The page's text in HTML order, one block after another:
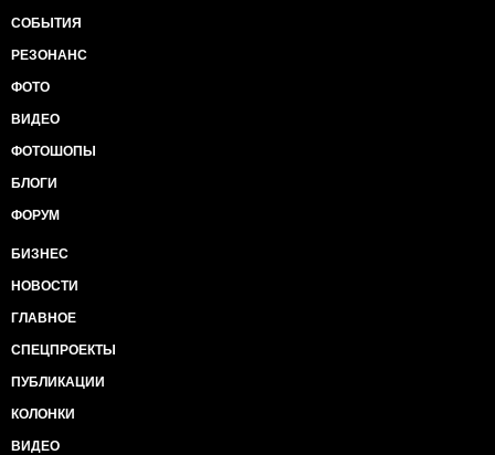
СОБЫТИЯ
РЕЗОНАНС
ФОТО
ВИДЕО
ФОТОШОПЫ
БЛОГИ
ФОРУМ
БИЗНЕС
НОВОСТИ
ГЛАВНОЕ
СПЕЦПРОЕКТЫ
ПУБЛИКАЦИИ
КОЛОНКИ
ВИДЕО